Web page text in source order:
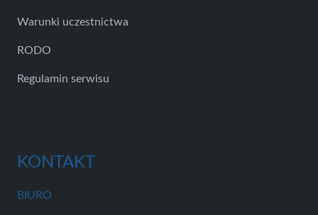
Warunki uczestnictwa
RODO
Regulamin serwisu
KONTAKT
BIURO